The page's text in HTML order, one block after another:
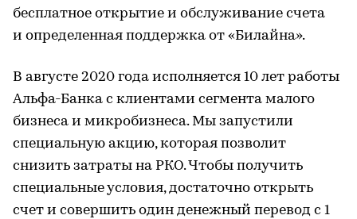
бесплатное открытие и обслуживание счета
и определенная поддержка от «Билайна».
В августе 2020 года исполняется 10 лет работы
Альфа-Банка с клиентами сегмента малого
бизнеса и микробизнеса. Мы запустили
специальную акцию, которая позволит
снизить затраты на РКО. Чтобы получить
специальные условия, достаточно открыть
счет и совершить один денежный перевод с 1